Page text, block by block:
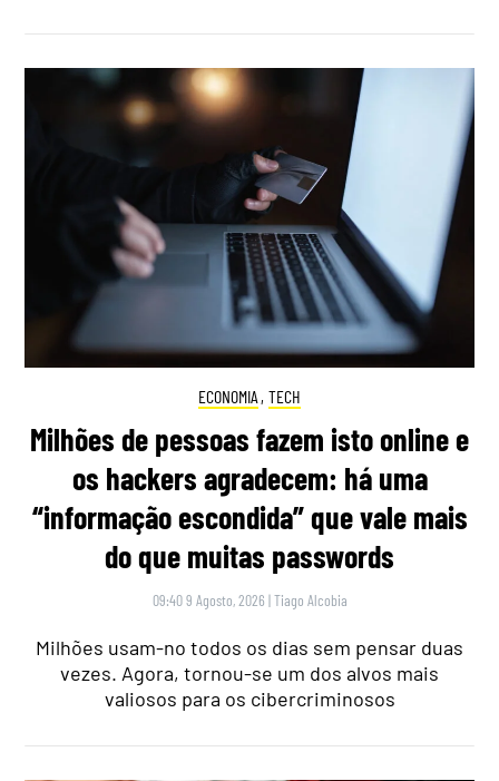
ECONOMIA , TECH
Milhões de pessoas fazem isto online e
os hackers agradecem: há uma
“informação escondida” que vale mais
do que muitas passwords
09:40 9 Agosto, 2026 |Tiago Alcobia
Milhões usam-no todos os dias sem pensar duas
vezes. Agora, tornou-se um dos alvos mais
valiosos para os cibercriminosos